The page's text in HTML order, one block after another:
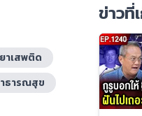
าเสพติด
ธารณสุข
ข่าวที่